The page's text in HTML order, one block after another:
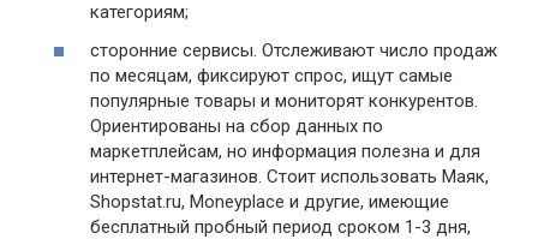
категориям;
сторонние сервисы. Отслеживают число продаж
по месяцам, фиксируют спрос, ищут самые
популярные товары и мониторят конкурентов.
Ориентированы на сбор данных по
маркетплейсам, но информация полезна и для
интернет-магазинов. Стоит использовать Маяк,
Shopstat.ru, Moneyplace и другие, имеющие
бесплатный пробный период сроком 1-3 дня,